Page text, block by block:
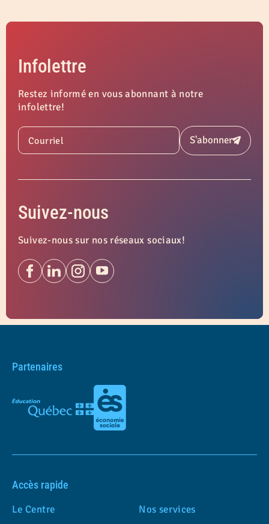
Infolettre
Restez informé en vous abonnant à notre
infolettre!
Courriel S'abonnerSoumettre
Suivez-nous
Suivez-nous sur nos réseaux sociaux!
Partenaires
Accès rapide
Le Centre
Nos services